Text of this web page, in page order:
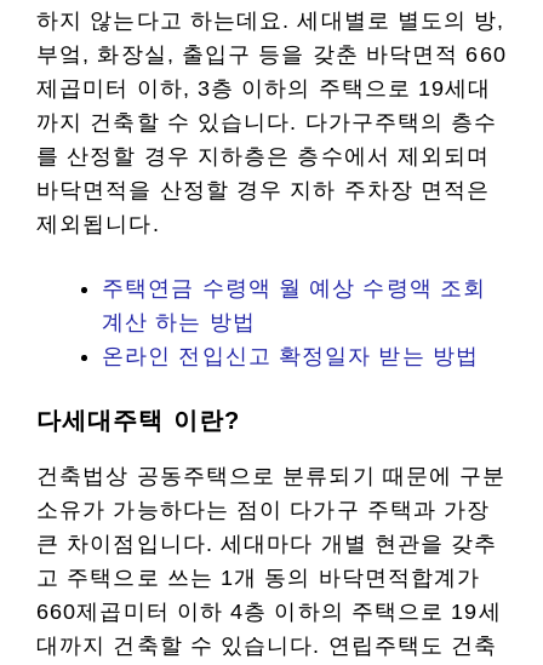
하지 않는다고 하는데요. 세대별로 별도의 방,
부엌, 화장실, 출입구 등을 갖춘 바닥면적 660
제곱미터 이하, 3층 이하의 주택으로 19세대
까지 건축할 수 있습니다. 다가구주택의 층수
를 산정할 경우 지하층은 층수에서 제외되며
바닥면적을 산정할 경우 지하 주차장 면적은
제외됩니다.
주택연금 수령액 월 예상 수령액 조회
계산 하는 방법
온라인 전입신고 확정일자 받는 방법
다세대주택 이란?
건축법상 공동주택으로 분류되기 때문에 구분
소유가 가능하다는 점이 다가구 주택과 가장
큰 차이점입니다. 세대마다 개별 현관을 갖추
고 주택으로 쓰는 1개 동의 바닥면적합계가
660제곱미터 이하 4층 이하의 주택으로 19세
대까지 건축할 수 있습니다. 연립주택도 건축